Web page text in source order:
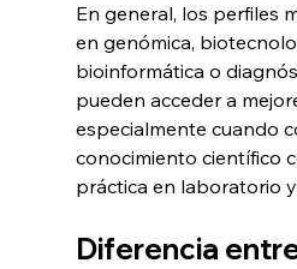
En general, los perfiles
en genómica,
bioinformática o
pueden acceder a
especialmente cuando
conocimiento científico
práctica en laboratorio
Diferencia